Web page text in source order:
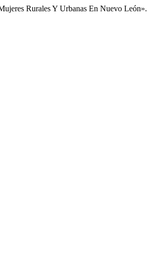
Rurales Y Urbanas En Nuevo León».